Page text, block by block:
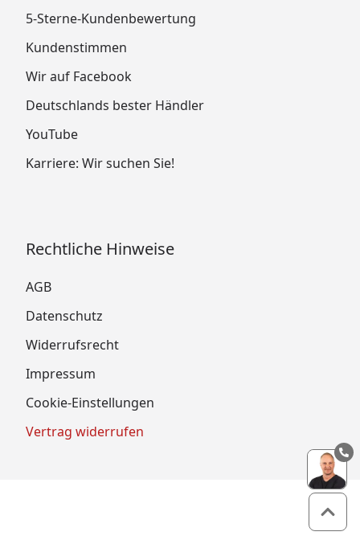
5-Sterne-Kundenbewertung
Kundenstimmen
Wir auf Facebook
Deutschlands bester Händler
YouTube
Karriere: Wir suchen Sie!
Rechtliche Hinweise
AGB
Datenschutz
Widerrufsrecht
Impressum
Cookie-Einstellungen
Vertrag widerrufen